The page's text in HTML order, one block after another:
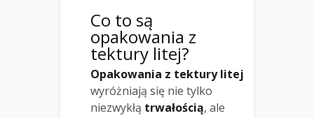
Co to są
opakowania z
tektury litej?
Opakowania z tektury litej
wyróżniają się nie tylko
niezwykłą trwałością, ale